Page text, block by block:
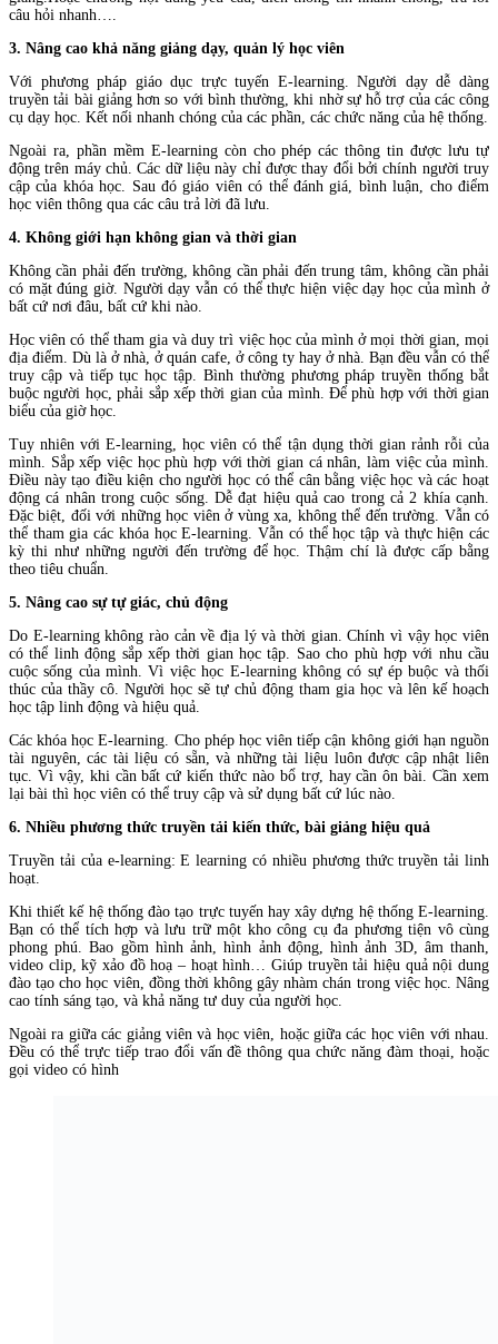
câu hỏi nhanh….
3. Nâng cao khả năng giảng dạy, quản lý học viên
Với phương pháp giáo dục trực tuyến E-learning. Người dạy dễ dàng
truyền tải bài giảng hơn so với bình thường, khi nhờ sự hỗ trợ của các công
cụ dạy học. Kết nối nhanh chóng của các phần, các chức năng của hệ thống.
Ngoài ra, phần mềm E-learning còn cho phép các thông tin được lưu tự
động trên máy chủ. Các dữ liệu này chỉ được thay đổi bởi chính người truy
cập của khóa học. Sau đó giáo viên có thể đánh giá, bình luận, cho điểm
học viên thông qua các câu trả lời đã lưu.
4. Không giới hạn không gian và thời gian
Không cần phải đến trường, không cần phải đến trung tâm, không cần phải
có mặt đúng giờ. Người dạy vẫn có thể thực hiện việc dạy học của mình ở
bất cứ nơi đâu, bất cứ khi nào.
Học viên có thể tham gia và duy trì việc học của mình ở mọi thời gian, mọi
địa điểm. Dù là ở nhà, ở quán cafe, ở công ty hay ở nhà. Bạn đều vẫn có thể
truy cập và tiếp tục học tập. Bình thường phương pháp truyền thống bắt
buộc người học, phải sắp xếp thời gian của mình. Để phù hợp với thời gian
biểu của giờ học.
Tuy nhiên với E-learning, học viên có thể tận dụng thời gian rảnh rỗi của
mình. Sắp xếp việc học phù hợp với thời gian cá nhân, làm việc của mình.
Điều này tạo điều kiện cho người học có thể cân bằng việc học và các hoạt
động cá nhân trong cuộc sống. Dễ đạt hiệu quả cao trong cả 2 khía cạnh.
Đặc biệt, đối với những học viên ở vùng xa, không thể đến trường. Vẫn có
thể tham gia các khóa học E-learning. Vẫn có thể học tập và thực hiện các
kỳ thi như những người đến trường để học. Thậm chí là được cấp bằng
theo tiêu chuẩn.
5. Nâng cao sự tự giác, chủ động
Do E-learning không rào cản về địa lý và thời gian. Chính vì vậy học viên
có thể linh động sắp xếp thời gian học tập. Sao cho phù hợp với nhu cầu
cuộc sống của mình. Vì việc học E-learning không có sự ép buộc và thối
thúc của thầy cô. Người học sẽ tự chủ động tham gia học và lên kế hoạch
học tập linh động và hiệu quả.
Các khóa học E-learning. Cho phép học viên tiếp cận không giới hạn nguồn
tài nguyên, các tài liệu có sẵn, và những tài liệu luôn được cập nhật liên
tục. Vì vậy, khi cần bất cứ kiến thức nào bổ trợ, hay cần ôn bài. Cần xem
lại bài thì học viên có thể truy cập và sử dụng bất cứ lúc nào.
6. Nhiều phương thức truyền tải kiến thức, bài giảng hiệu quả
Truyền tải của e-learning: E learning có nhiều phương thức truyền tải linh
hoạt.
Khi thiết kế hệ thống đào tạo trực tuyến hay xây dựng hệ thống E-learning.
Bạn có thể tích hợp và lưu trữ một kho công cụ đa phương tiện vô cùng
phong phú. Bao gồm hình ảnh, hình ảnh động, hình ảnh 3D, âm thanh,
video clip, kỹ xảo đồ hoạ – hoạt hình… Giúp truyền tải hiệu quả nội dung
đào tạo cho học viên, đồng thời không gây nhàm chán trong việc học. Nâng
cao tính sáng tạo, và khả năng tư duy của người học.
Ngoài ra giữa các giảng viên và học viên, hoặc giữa các học viên với nhau.
Đều có thể trực tiếp trao đổi vấn đề thông qua chức năng đàm thoại, hoặc
gọi video có hình